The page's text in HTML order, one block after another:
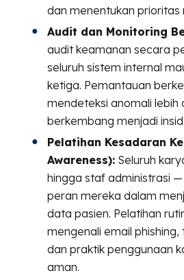
dan menentukan prioritas
Audit dan Monitoring
audit keamanan secara
seluruh sistem internal
ketiga. Pemantauan
mendeteksi anomali lebih
berkembang menjadi
Pelatihan Kesadaran
Awareness): Seluruh
hingga staf administrasi
peran mereka dalam
data pasien. Pelatihan
mengenali email
dan praktik penggunaan
aman.